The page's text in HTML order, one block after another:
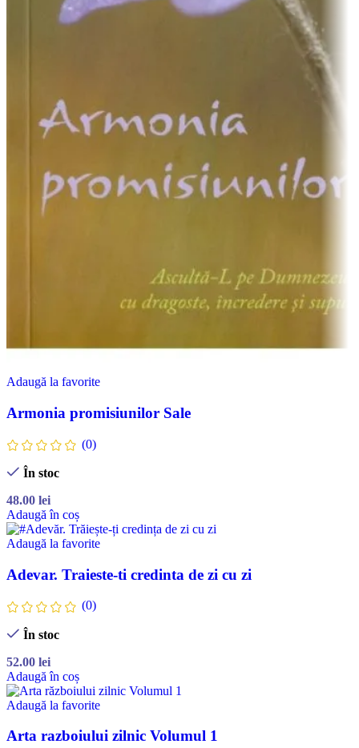
Adaugă la favorite
Armonia promisiunilor Sale
(0)
În stoc
48.00 lei
Adaugă în coș
Adaugă la favorite
Adevar. Traieste-ti credinta de zi cu zi
(0)
În stoc
52.00 lei
Adaugă în coș
Adaugă la favorite
Arta razboiului zilnic Volumul 1